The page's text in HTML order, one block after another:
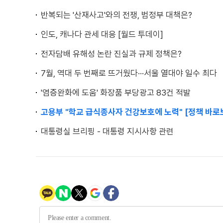
반복되는 '산재사고'와의 전쟁, 범정부 대책은?
인도, 캐나다 관세 대응 [월드 투데이]
전자담배 유해성 논란 진실과 규제 정책은?
7월, 역대 두 번째로 뜨거웠다···서울 열대야 일수 최다
'염증완화에 도움' 화장품 부당광고 83건 적발
고용부 "학교 급식종사자 건강보호에 노력" [정책 바로
대통령실 브리핑 - 대통령 지시사항 관련